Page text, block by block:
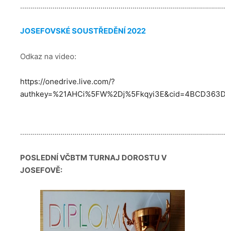
JOSEFOVSKÉ SOUSTŘEDĚNÍ 2022
Odkaz na video:
https://onedrive.live.com/?
POSLEDNÍ VČBTM TURNAJ DOROSTU V
JOSEFOVĚ: